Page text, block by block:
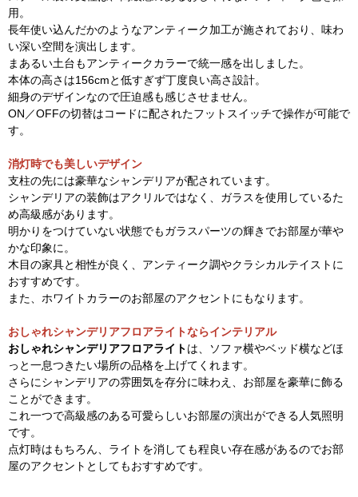
用。
長年使い込んだかのようなアンティーク加工が施されており、味わ
い深い空間を演出します。
まあるい土台もアンティークカラーで統一感を出しました。
本体の高さは156cmと低すぎず丁度良い高さ設計。
細身のデザインなので圧迫感も感じさせません。
ON／OFFの切替はコードに配されたフットスイッチで操作が可能で
す。
消灯時でも美しいデザイン
支柱の先には豪華なシャンデリアが配されています。
シャンデリアの装飾はアクリルではなく、ガラスを使用しているた
め高級感があります。
明かりをつけていない状態でもガラスパーツの輝きでお部屋が華や
かな印象に。
木目の家具と相性が良く、アンティーク調やクラシカルテイストに
おすすめです。
また、ホワイトカラーのお部屋のアクセントにもなります。
おしゃれシャンデリアフロアライトならインテリアル
おしゃれシャンデリアフロアライトは、ソファ横やベッド横などほ
っと一息つきたい場所の品格を上げてくれます。
さらにシャンデリアの雰囲気を存分に味わえ、お部屋を豪華に飾る
ことができます。
これ一つで高級感のある可愛らしいお部屋の演出ができる人気照明
です。
点灯時はもちろん、ライトを消しても程良い存在感があるのでお部
屋のアクセントとしてもおすすめです。